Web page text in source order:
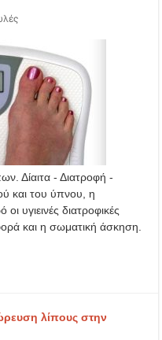
Δίαιτα - Διατροφή -
και του ύπνου, η
υγιεινές διατροφικές
και η σωματική άσκηση.
λίπους στην